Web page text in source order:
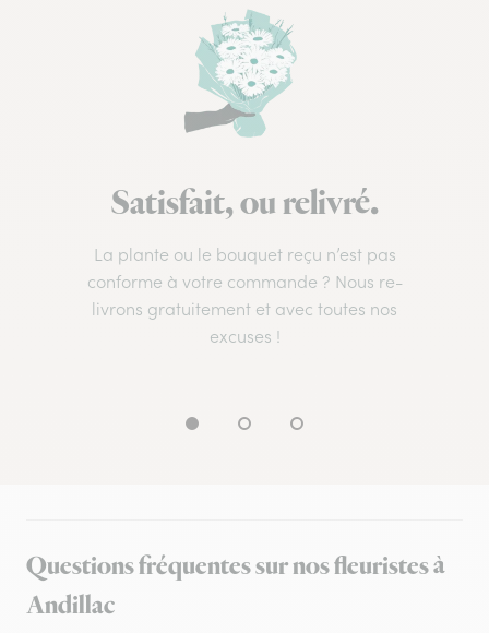
Satisfait, ou relivré.
La plante ou le bouquet reçu n’est pas
conforme à votre commande ? Nous re-
livrons gratuitement et avec toutes nos
excuses !
Questions fréquentes sur nos fleuristes à
Andillac